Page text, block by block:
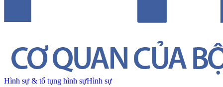
Hình sự & tố tụng hình sựHình sự